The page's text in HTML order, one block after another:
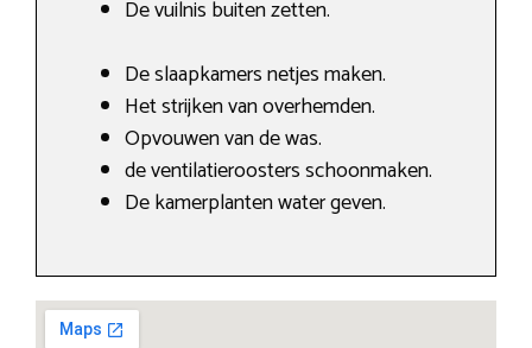
De vuilnis buiten zetten.
De slaapkamers netjes maken.
Het strijken van overhemden.
Opvouwen van de was.
de ventilatieroosters schoonmaken.
De kamerplanten water geven.